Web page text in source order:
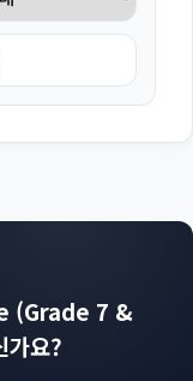
(Grade 7 &
가요?